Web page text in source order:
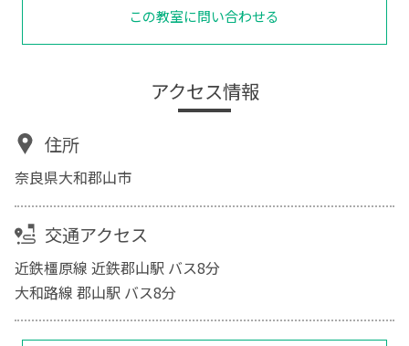
この教室に問い合わせる
アクセス情報
住所
奈良県大和郡山市
交通アクセス
近鉄橿原線 近鉄郡山駅 バス8分
大和路線 郡山駅 バス8分